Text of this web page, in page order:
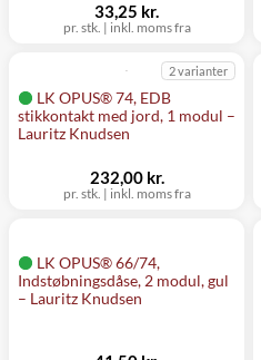
pr. stk. | inkl. moms fra
33,25 kr.
LK OPUS® 74, EDB
stikkontakt med jord, 1 modul –
Lauritz Knudsen
2 varianter
pr. stk. | inkl. moms fra
232,00 kr.
LK OPUS® 66/74,
Indstøbningsdåse, 2 modul, gul
– Lauritz Knudsen